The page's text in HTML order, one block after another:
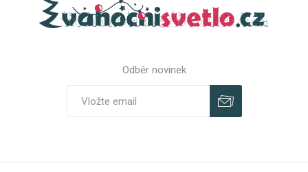
Odběr novinek